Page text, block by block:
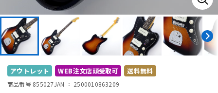
DTM オンライン納品 レコーディング機器
配信/ライブ機器 楽器アクセサリ
アウトレット WEB注文店頭受取可 送料無料
商品番号 855027JAN ： 2500010863209